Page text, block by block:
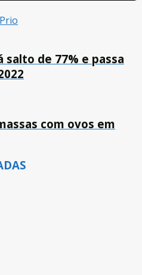
Prio
salto de 77% e passa
com ovos em